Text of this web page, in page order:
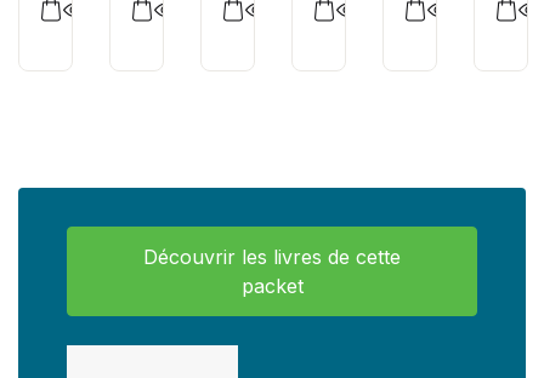
Découvrir les livres de cette
packet